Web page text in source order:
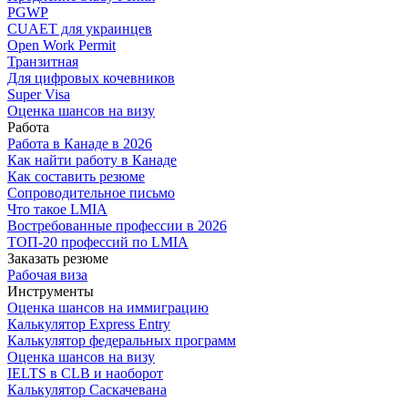
PGWP
CUAET для украинцев
Open Work Permit
Транзитная
Для цифровых кочевников
Super Visa
Оценка шансов на визу
Работа
Работа в Канаде в 2026
Как найти работу в Канаде
Как составить резюме
Сопроводительное письмо
Что такое LMIA
Востребованные профессии в 2026
ТОП-20 профессий по LMIA
Заказать резюме
Рабочая виза
Инструменты
Оценка шансов на иммиграцию
Калькулятор Express Entry
Калькулятор федеральных программ
Оценка шансов на визу
IELTS в CLB и наоборот
Калькулятор Саскачевана